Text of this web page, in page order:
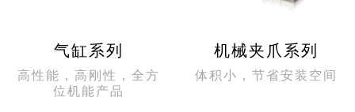
气缸系列
高性能，高刚性，全方
位机能产品
机械夹爪系列
体积小，节省安装空间